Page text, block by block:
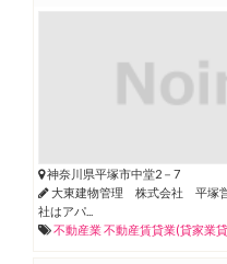
神奈川県平塚市中堂2－7
大東建物管理 株式会社 平塚
社はアパ...
不動産業不動産賃貸業(貸家業